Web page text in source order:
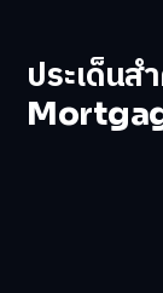
ประเด็น